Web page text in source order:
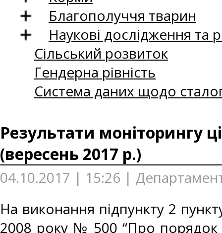
Благополуччя тварин
Наукові дослідження та
Сільський розвиток
Гендерна рівність
Система даних щодо
Результати моніторингу
(вересень 2017 р.)
04.10.2017 | 15:26 |
На виконання підпункту 2
2008 року № 500 “Про порядок